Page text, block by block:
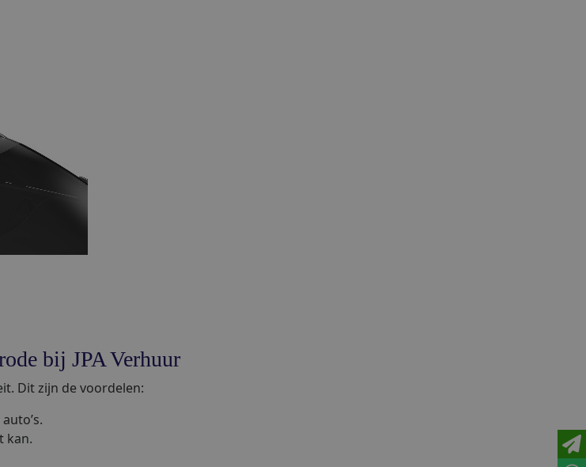
bij JPA Verhuur
Dit zijn de voordelen:
kan.